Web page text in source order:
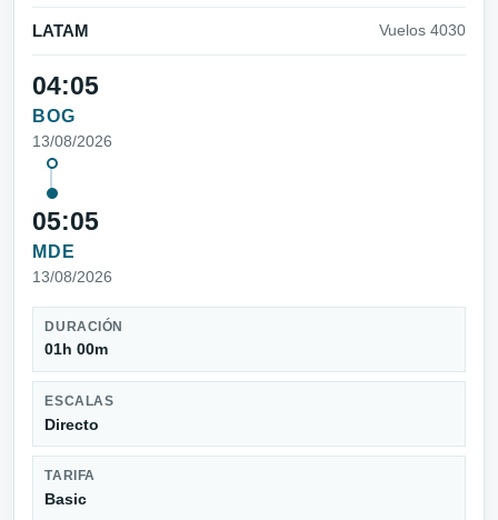
LATAM Vuelos 4030
04:05
BOG
13/08/2026
05:05
MDE
13/08/2026
DURACIÓN
01h 00m
ESCALAS
Directo
TARIFA
Basic